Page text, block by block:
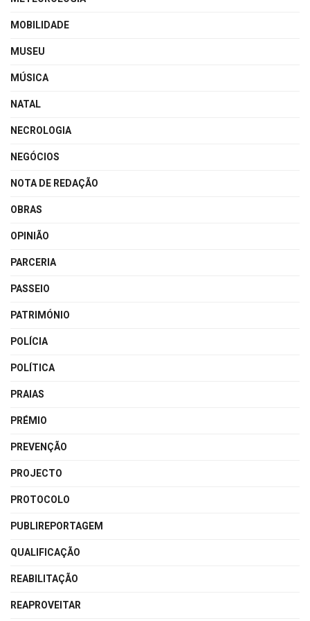
MOBILIDADE
MUSEU
MÚSICA
NATAL
NECROLOGIA
NEGÓCIOS
NOTA DE REDAÇÃO
OBRAS
OPINIÃO
PARCERIA
PASSEIO
PATRIMÓNIO
POLÍCIA
POLÍTICA
PRAIAS
PRÉMIO
PREVENÇÃO
PROJECTO
PROTOCOLO
PUBLIREPORTAGEM
QUALIFICAÇÃO
REABILITAÇÃO
REAPROVEITAR